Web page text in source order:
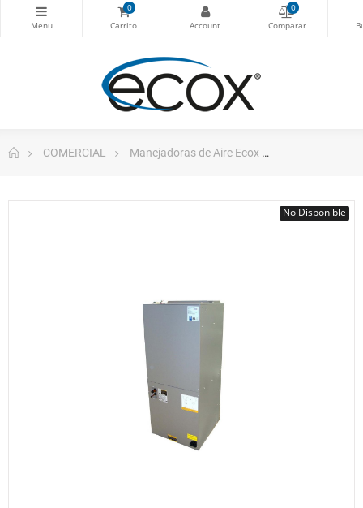
0 0
COMERCIAL Manejadoras de Aire Ecox
No Disponible